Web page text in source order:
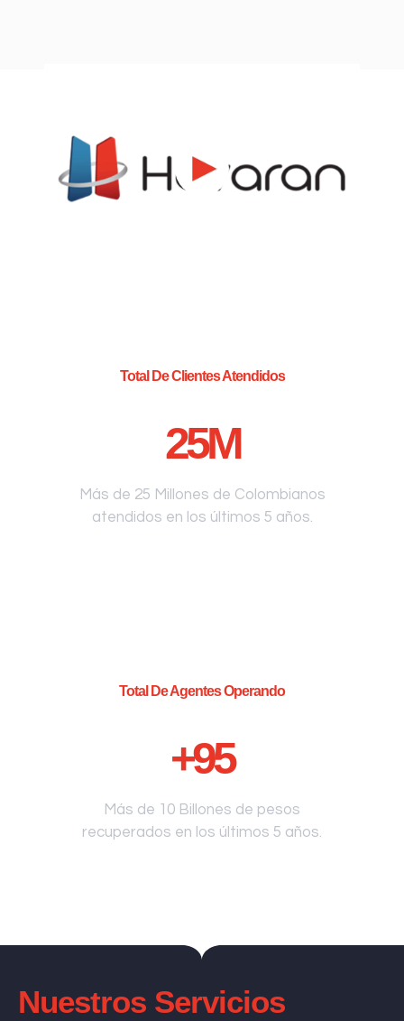
Total De Clientes Atendidos
25M
Más de 25 Millones de Colombianos
atendidos en los últimos 5 años.
Total De Agentes Operando
+95
Más de 10 Billones de pesos
recuperados en los últimos 5 años.
Nuestros Servicios